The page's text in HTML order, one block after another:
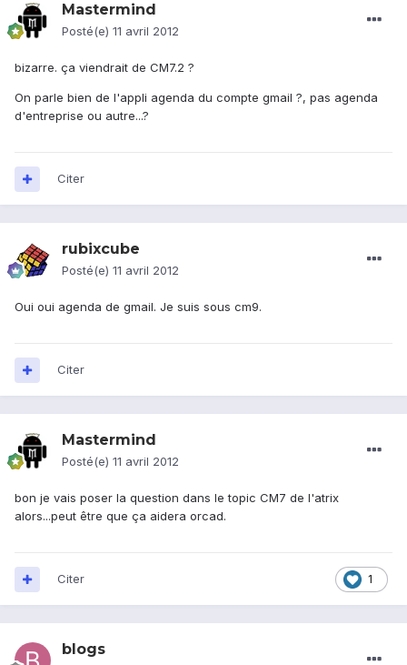
Mastermind
Posté(e) 11 avril 2012
bizarre. ça viendrait de CM7.2 ?
On parle bien de l'appli agenda du compte gmail ?, pas agenda
d'entreprise ou autre...?
Citer
rubixcube
Posté(e) 11 avril 2012
Oui oui agenda de gmail. Je suis sous cm9.
Citer
Mastermind
Posté(e) 11 avril 2012
bon je vais poser la question dans le topic CM7 de l'atrix
alors...peut être que ça aidera orcad.
1
Citer
blogs